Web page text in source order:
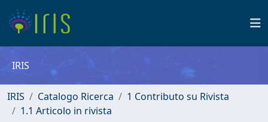
IRIS
IRIS Catalogo Ricerca
1 Contributo su Rivista
1.1 Articolo in rivista